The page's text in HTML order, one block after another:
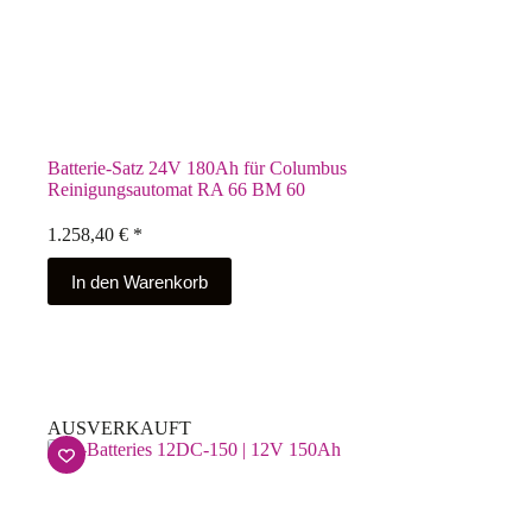
Batterie-Satz 24V 180Ah für Columbus
Reinigungsautomat RA 66 BM 60
1.258,40 € *
In den Warenkorb
AUSVERKAUFT